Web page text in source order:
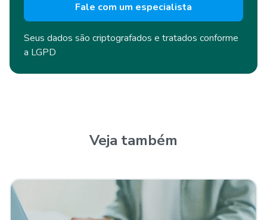
Fale com um especialista
Seus dados são criptografados e tratados conforme
a LGPD
Veja também